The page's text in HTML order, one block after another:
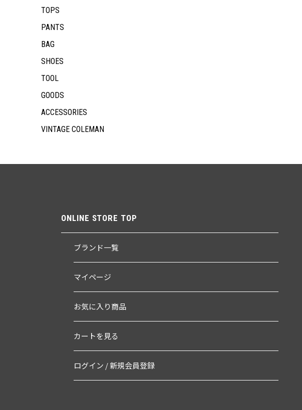
TOPS
PANTS
BAG
SHOES
TOOL
GOODS
ACCESSORIES
VINTAGE COLEMAN
ONLINE STORE TOP
ブランド一覧
マイページ
お気に入り商品
カートを見る
ログイン / 新規会員登録